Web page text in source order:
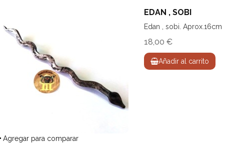
Agregar para comparar
EDAN , SOBI
Edan , sobi. Aprox.16cm
18,00 €
Añadir al carrito